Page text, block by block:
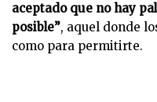
aceptado que no hay
posible”, aquel donde
como para permitirte.